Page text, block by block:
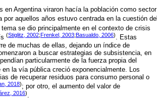
Argentina viraron hacía la población como sector
aquellos años estuvo centrada en la cuestión del
se dio principalmente en el contexto de crisis
(Stiglitz, 2002;Frenkel, 2003;Basualdo, 2006). Estas
de muchas de ellas, dejando un índice de
a buscar estrategias de subsistencia, en
particularmente de la fuerza propia del
la vía pública creció exponencialmente. Los
de recuperar residuos para consumo personal o
2018); por otro, el aumento del valor de
2016).